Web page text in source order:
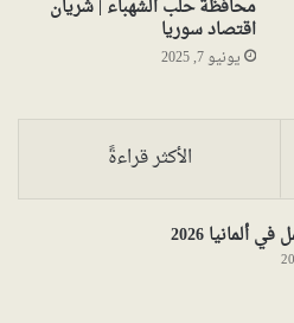
محافظة حلب الشهباء | شريان
اقتصاد سوريا
يونيو 7, 2025
الأكثر قراءةً
ألمانيا 2026